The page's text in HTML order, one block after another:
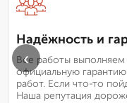
Надёжность и
Все работы
официальную
работ. Если что-то
Наша репутация
‹